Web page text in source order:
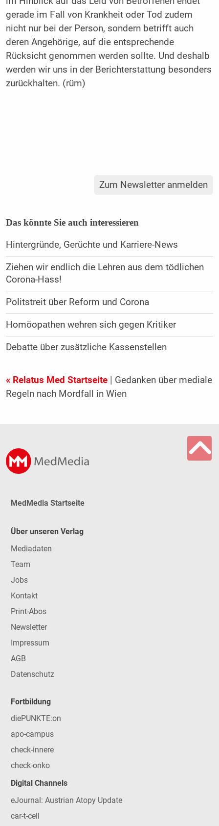
gerade im Fall von Krankheit oder Tod zudem
nicht nur bei der Person, sondern betrifft auch
deren Angehörige, auf die entsprechende
Rücksicht genommen werden sollte. Und deshalb
werden wir uns in der Berichterstattung besonders
zurückhalten. (rüm)
Zum Newsletter anmelden
Das könnte Sie auch interessieren
Hintergründe, Gerüchte und Karriere-News
Ziehen wir endlich die Lehren aus dem tödlichen
Corona-Hass!
Politstreit über Reform und Corona
Homöopathen wehren sich gegen Kritiker
Debatte über zusätzliche Kassenstellen
« Relatus Med Startseite| Gedanken über mediale
Regeln nach Mordfall in Wien
MedMedia Startseite
Über unseren Verlag
Mediadaten
Team
Jobs
Kontakt
Print-Abos
Newsletter
Impressum
AGB
Datenschutz
Fortbildung
diePUNKTE:on
apo-campus
check-innere
check-onko
Digital Channels
eJournal: Austrian Atopy Update
car-t-cell